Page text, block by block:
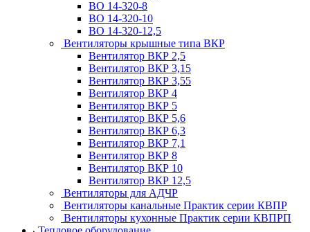
ВО 14-320-8
ВО 14-320-10
ВО 14-320-12,5
Вентиляторы крышные типа ВКР
Вентилятор ВКР 2,5
Вентилятор ВКР 3,15
Вентилятор ВКР 3,55
Вентилятор ВКР 4
Вентилятор ВКР 5
Вентилятор ВКР 5,6
Вентилятор ВКР 6,3
Вентилятор ВКР 7,1
Вентилятор ВКР 8
Вентилятор ВКР 10
Вентилятор ВКР 12,5
Вентиляторы для АДЧР
Вентиляторы канальные Практик серии КВПР
Вентиляторы кухонные Практик серии КВПРП